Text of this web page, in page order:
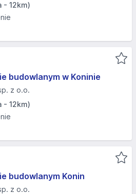
- 12km)
budowlanym w Koninie
z o.o.
- 12km)
budowlanym Konin
z o.o.